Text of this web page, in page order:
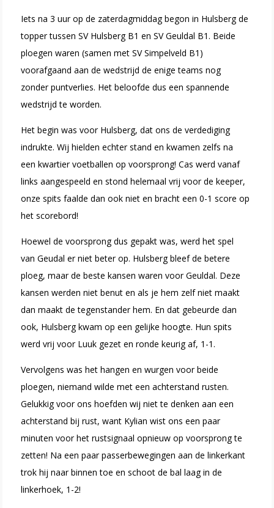
Iets na 3 uur op de zaterdagmiddag begon in Hulsberg de
topper tussen SV Hulsberg B1 en SV Geuldal B1. Beide
ploegen waren (samen met SV Simpelveld B1)
voorafgaand aan de wedstrijd de enige teams nog
zonder puntverlies. Het beloofde dus een spannende
wedstrijd te worden.
Het begin was voor Hulsberg, dat ons de verdediging
indrukte. Wij hielden echter stand en kwamen zelfs na
een kwartier voetballen op voorsprong! Cas werd vanaf
links aangespeeld en stond helemaal vrij voor de keeper,
onze spits faalde dan ook niet en bracht een 0-1 score op
het scorebord!
Hoewel de voorsprong dus gepakt was, werd het spel
van Geudal er niet beter op. Hulsberg bleef de betere
ploeg, maar de beste kansen waren voor Geuldal. Deze
kansen werden niet benut en als je hem zelf niet maakt
dan maakt de tegenstander hem. En dat gebeurde dan
ook, Hulsberg kwam op een gelijke hoogte. Hun spits
werd vrij voor Luuk gezet en ronde keurig af, 1-1.
Vervolgens was het hangen en wurgen voor beide
ploegen, niemand wilde met een achterstand rusten.
Gelukkig voor ons hoefden wij niet te denken aan een
achterstand bij rust, want Kylian wist ons een paar
minuten voor het rustsignaal opnieuw op voorsprong te
zetten! Na een paar passerbewegingen aan de linkerkant
trok hij naar binnen toe en schoot de bal laag in de
linkerhoek, 1-2!